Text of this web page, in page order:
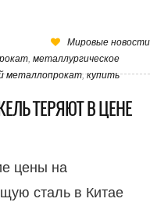
Мировые новости
, металлургическое
металлопрокат,купить
ТЕРЯЮТ В ЦЕНЕ
цены на
сталь в Китае